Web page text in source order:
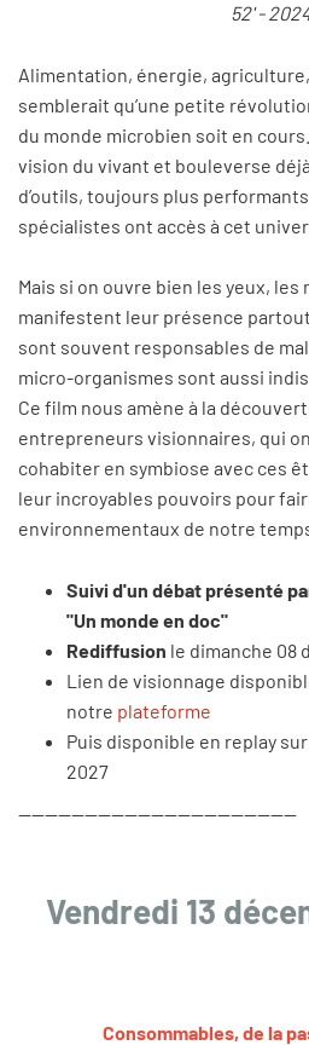
52' -
Alimentation, énergie,
semblerait qu’une petite
du monde microbien soit en
vision du vivant et bouleverse
d’outils, toujours plus
spécialistes ont accès à cet
Mais si on ouvre bien les yeux,
manifestent leur présence partout
sont souvent responsables de
micro-organismes sont aussi
Ce film nous amène à la
entrepreneurs visionnaires, qui
cohabiter en symbiose avec ces
leur incroyables pouvoirs pour
environnementaux de notre
Suivi d'un débat présenté
"Un monde en doc"
Rediffusion le dimanche 08
Lien de visionnage
notre plateforme
Puis disponible en replay sur
2027
------------------------------------------
Vendredi 13
Consommables, de la